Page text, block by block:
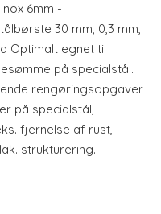
6mm -
30 mm, 0,3 mm,
Optimalt egnet til
på specialstål.
rengøringsopgaver
på specialstål,
fjernelse af rust,
strukturering.